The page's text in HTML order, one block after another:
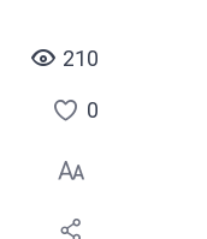
210
點
選
喜
0